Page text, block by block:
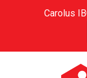
Carolus